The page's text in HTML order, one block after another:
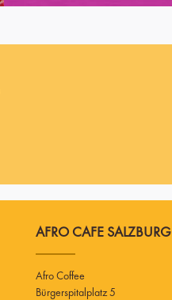
AFRO CAFE SALZBURG
Afro Coffee
Bürgerspitalplatz 5